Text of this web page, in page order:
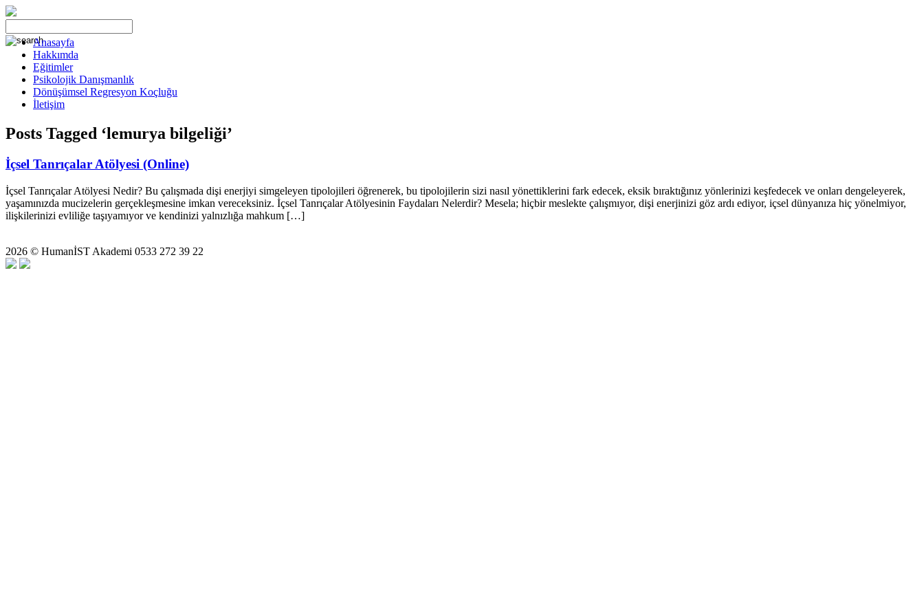
Anasayfa
Hakkımda
Eğitimler
Psikolojik Danışmanlık
Dönüşümsel Regresyon Koçluğu
İletişim
Posts Tagged ‘lemurya bilgeliği’
İçsel Tanrıçalar Atölyesi (Online)
İçsel Tanrıçalar Atölyesi Nedir? Bu çalışmada dişi enerjiyi simgeleyen tipolojileri öğrenerek, bu tipolojilerin sizi nasıl yönettiklerini fark edecek, eksik bıraktığınız yönlerinizi keşfedecek ve onları dengeleyerek,
yaşamınızda mucizelerin gerçekleşmesine imkan vereceksiniz. İçsel Tanrıçalar Atölyesinin Faydaları Nelerdir? Mesela; hiçbir meslekte çalışmıyor, dişi enerjinizi göz ardı ediyor, içsel dünyanıza hiç yönelmiyor,
ilişkilerinizi evliliğe taşıyamıyor ve kendinizi yalnızlığa mahkum […]
2026 © HumanİST Akademi 0533 272 39 22